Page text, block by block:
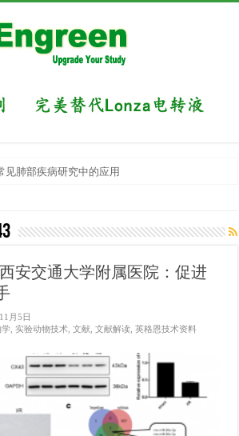
见肺部疾病研究中的应用
科研交流平台？
安交通大学附属医院：促进
月5日
学 ,实验动物技术 ,文献 ,文献解读 ,英格恩技术资料